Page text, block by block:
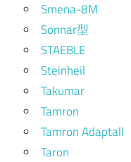
Smena-8M
Sonnar型
STAEBLE
Steinheil
Takumar
Tamron
Tamron Adaptall
Taron